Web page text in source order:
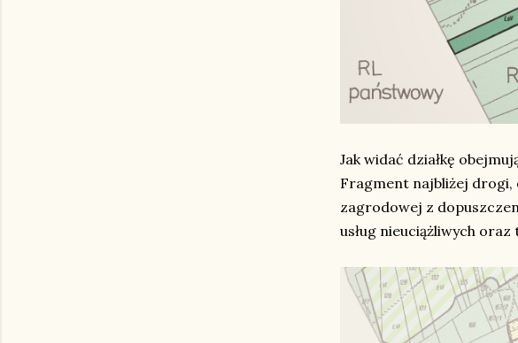
Jak widać działkę
Fragment najbliżej drogi,
zagrodowej z
usług nieuciążliwych